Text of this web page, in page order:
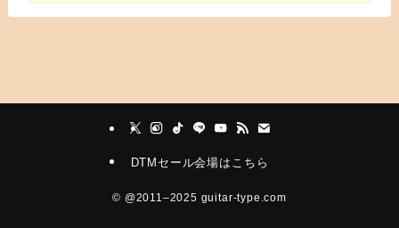
DTMセール会場はこちら
© @2011–2025 guitar-type.com